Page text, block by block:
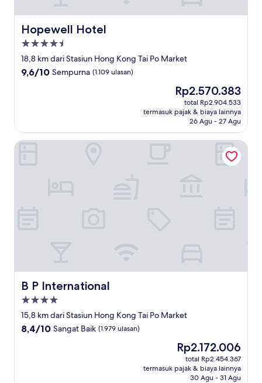
Hopewell Hotel
Hopewell Hotel
Properti
bintang
4.5
18,8 km dari Stasiun Hong Kong Tai Po Market
9.6
9,6/10 Sempurna (1.109 ulasan)
Harga
sekarang
Rp2.570.383
Rp2.570.383
total Rp2.904.533
termasuk pajak & biaya lainnya
26 Agu - 27 Agu
B P International
B P International
Properti
bintang
4.0
15,8 km dari Stasiun Hong Kong Tai Po Market
8.4
8,4/10 Sangat Baik (1.979 ulasan)
Harga
sekarang
Rp2.172.006
Rp2.172.006
total Rp2.454.367
termasuk pajak & biaya lainnya
30 Agu - 31 Agu
B P International